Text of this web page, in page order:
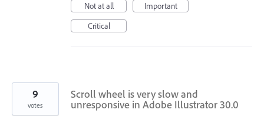
Not at all
Important
Critical
Scroll wheel is very slow and
unresponsive in Adobe Illustrator 30.0
9
votes